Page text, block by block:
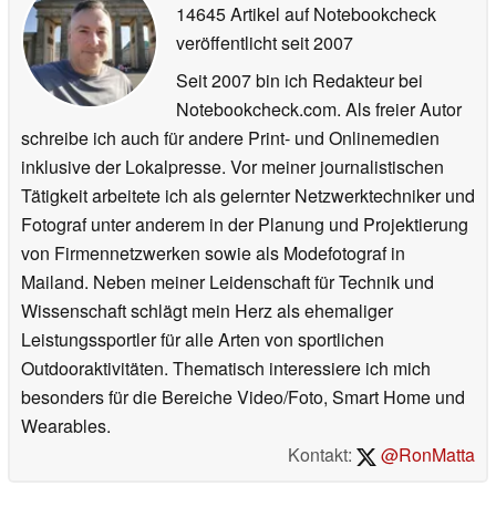
14645 Artikel auf Notebookcheck
veröffentlichtseit 2007
Seit 2007 bin ich Redakteur bei
Notebookcheck.com. Als freier Autor
schreibe ich auch für andere Print- und Onlinemedien
inklusive der Lokalpresse. Vor meiner journalistischen
Tätigkeit arbeitete ich als gelernter Netzwerktechniker und
Fotograf unter anderem in der Planung und Projektierung
von Firmennetzwerken sowie als Modefotograf in
Mailand. Neben meiner Leidenschaft für Technik und
Wissenschaft schlägt mein Herz als ehemaliger
Leistungssportler für alle Arten von sportlichen
Outdooraktivitäten. Thematisch interessiere ich mich
besonders für die Bereiche Video/Foto, Smart Home und
Wearables.
Kontakt:
@RonMatta